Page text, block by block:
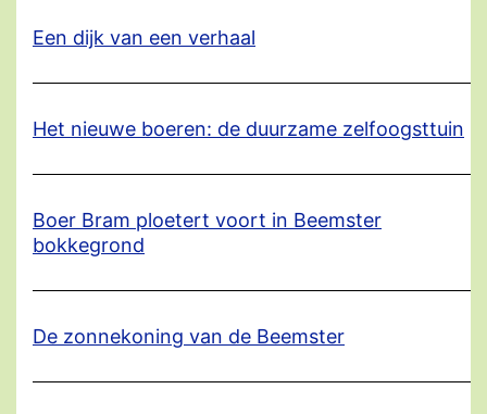
Een dijk van een verhaal
Het nieuwe boeren: de duurzame zelfoogsttuin
Boer Bram ploetert voort in Beemster
bokkegrond
De zonnekoning van de Beemster